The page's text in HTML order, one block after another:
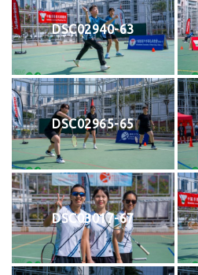
DSC02940-63
DSC02965-65
DSC03017-67